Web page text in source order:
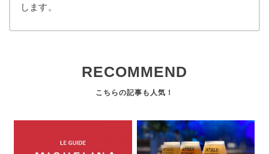
します。
RECOMMEND